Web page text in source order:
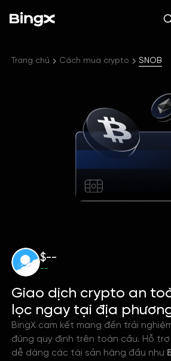
Trang chủ Cách mua crypto SNOB
$--
--
Giao dịch crypto an
lọc ngay tại địa
BingX cam kết mang đến trải
đúng quy định trên toàn cầu. Hỗ
dễ dàng các tài sản hàng đầu như